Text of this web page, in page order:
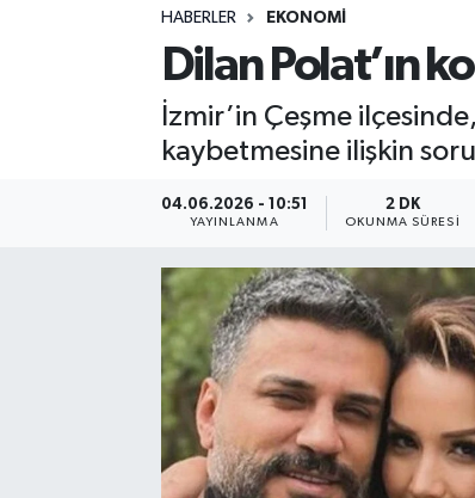
HABERLER EKONOMI
Dilan Polat’ın
İzmir’in Çeşme
kaybetmesine ilişkin
04.06.2026 - 10:51
YAYINLANMA
2 DK
OKUNMA SÜRESI